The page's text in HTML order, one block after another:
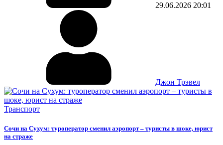
29.06.2026 20:01
Джон Трэвел
Транспорт
Сочи на Сухум: туроператор сменил аэропорт – туристы в шоке, юрист
на страже